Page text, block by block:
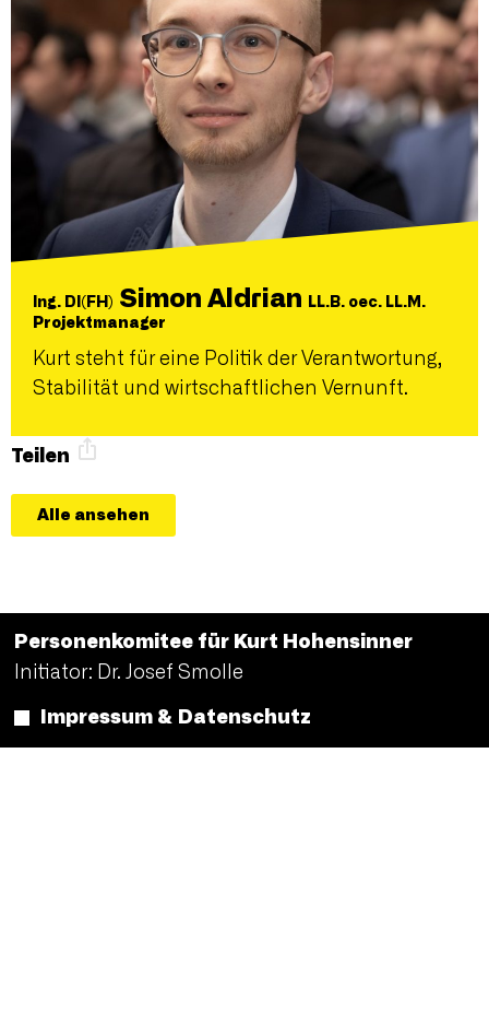
Ing. DI(FH) Simon Aldrian
LL.B. oec. LL.M.
Projektmanager
Kurt steht für eine Politik der Verantwortung,
Stabilität und wirtschaftlichen Vernunft.
Teilen
Alle ansehen
Personenkomitee für Kurt Hohensinner
Initiator: Dr. Josef Smolle
Impressum & Datenschutz